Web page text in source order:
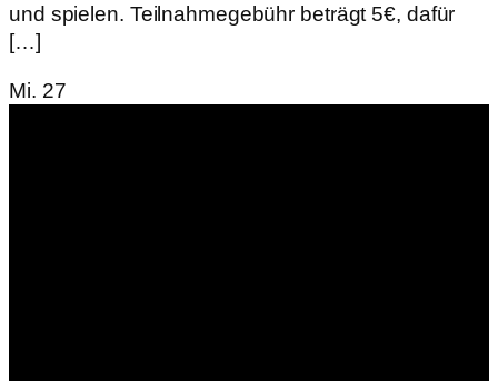
und spielen. Teilnahmegebühr beträgt 5€, dafür
[…]
Mi. 27